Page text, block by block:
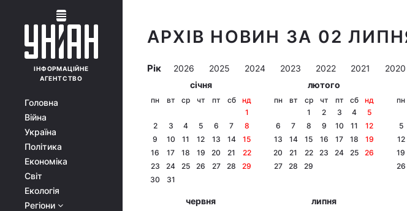
ІНФОРМАЦІЙНЕ
АГЕНТСТВО
Головна
Війна
Україна
Політика
Економіка
Світ
Екологія
Регіони
АРХІВ НОВИН ЗА 02
Рік 2026 2025 2024 2023 2022 2021 2020
січня
пн вт ср чт пт сб
нд
1
2
3 4 5 6 7
8
9
10 11 12 13 14
15
16
17 18 19 20 21
22
23
24 25 26 27 28
29
30
31
лютого
пн вт ср чт пт сб
нд
1
2 3 4
5
6
7 8 9 10 11
12
13
14 15 16 17 18
19
20
21 22 23 24 25
26
27
28 29
пн
5
12
19
26
червня липня